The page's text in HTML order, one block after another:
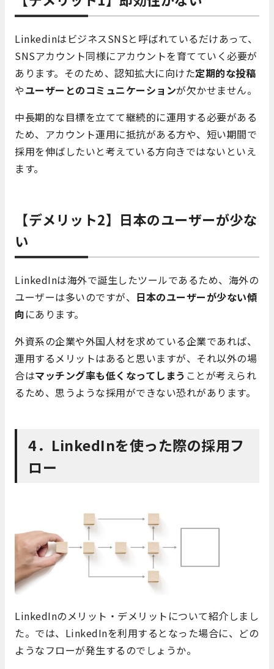
LinkedinはビジネスSNSと呼ばれているだけあって、
SNSアカウント同様にアカウントを育てていく必要が
あります。そのため、認知拡大に向けた定期的な投稿
やユーザーとのコミュニケーションが欠かせません。
中長期的な目標を立てて継続的に運用する必要がある
ため、アカウント運用に抵抗がある方や、短い期間で
採用を伸ばしたいと考えている方向きではないといえ
ます。
【デメリット2】日本のユーザーが少な
い
LinkedInは海外で誕生したツールであるため、海外の
ユーザーは多いのですが、 日本のユーザーが少ない傾
向にあります。
外資系の企業や外国人材を求めている企業であれば、
運用するメリットはあると思いますが、それ以外の場
合はマッチング率も低くなってしまう ことが考えられ
るため、思うような採用ができない恐れがあります。
4．LinkedInを使った際の採用フ
ロー
LinkedInのメリット・デメリットについて紹介しまし
た。では、LinkedInを利用するとなった場合に、どの
ようなフローが発生するのでしょうか。